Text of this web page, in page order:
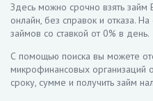
Здесь можно срочно взять
онлайн, без справок и отказа. На
займов со ставкой от 0% в день.
С помощью поиска вы можете
микрофинансовых организаций
сроку, сумме и получить займ